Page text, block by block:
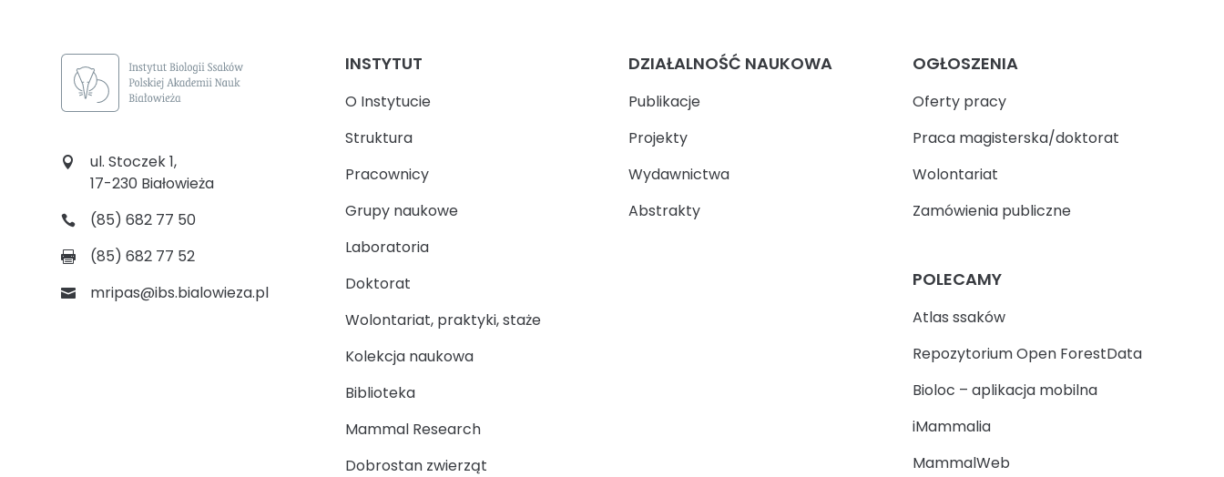
ul. Stoczek 1,
17-230 Białowieża
(85) 682 77 50
(85) 682 77 52
mripas@ibs.bialowieza.pl
INSTYTUT
O Instytucie
Struktura
Pracownicy
Grupy naukowe
Laboratoria
Doktorat
Wolontariat, praktyki, staże
Kolekcja naukowa
Biblioteka
Mammal Research
Dobrostan zwierząt
DZIAŁALNOŚĆ NAUKOWA
Publikacje
Projekty
Wydawnictwa
Abstrakty
OGŁOSZENIA
Oferty pracy
Praca magisterska/doktorat
Wolontariat
Zamówienia publiczne
POLECAMY
Atlas ssaków
Repozytorium Open ForestData
Bioloc – aplikacja mobilna
iMammalia
MammalWeb